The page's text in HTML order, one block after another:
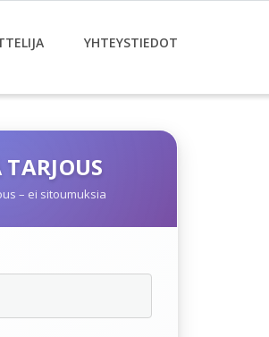
YHTEYSTIEDOT
TARJOUS
– ei sitoumuksia